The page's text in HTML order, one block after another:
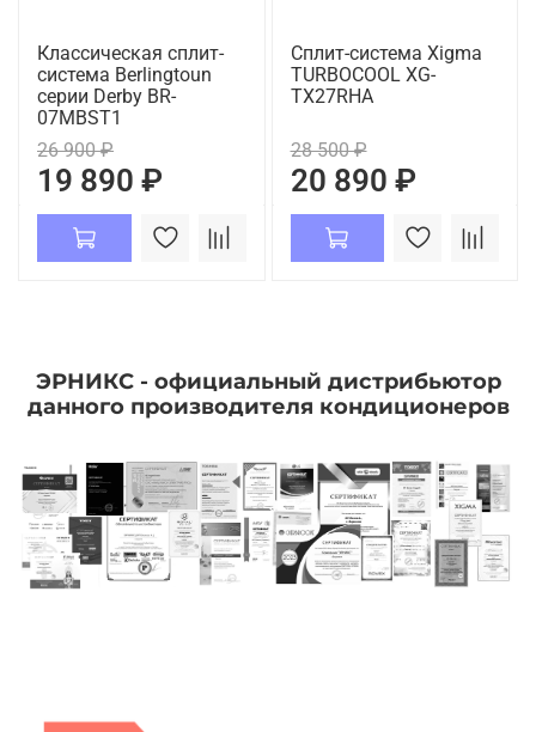
Классическая сплит-
система Berlingtoun
серии Derby BR-
07MBST1
26 900 ₽
19 890 ₽
Сплит-система Xigma
TURBOCOOL XG-
TX27RHA
28 500 ₽
20 890 ₽
ЭРНИКС - официальный дистрибьютор
данного производителя кондиционеров